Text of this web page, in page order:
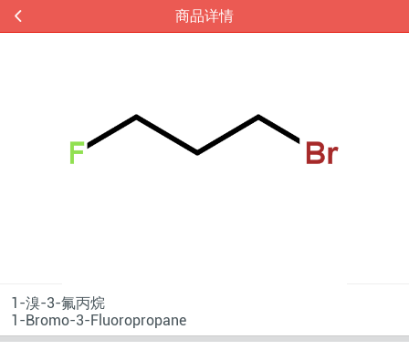
商品详情
1-溴-3-氟丙烷
1-Bromo-3-Fluoropropane